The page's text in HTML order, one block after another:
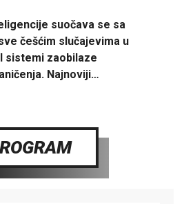
suočava se sa
češćim slučajevima u
sistemi zaobilaze
Najnoviji…